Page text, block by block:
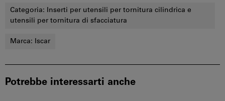
Categoria: Inserti per utensili per tornitura cilindrica e
utensili per tornitura di sfacciatura
Marca: Iscar
Potrebbe interessarti anche